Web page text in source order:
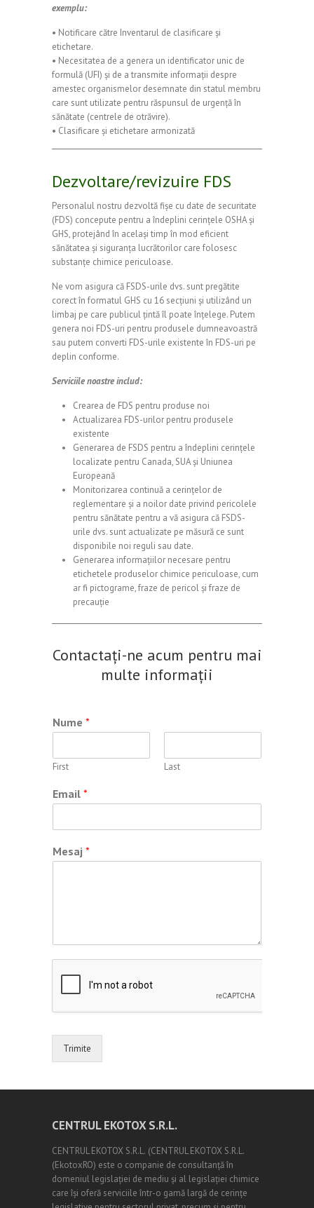
exemplu:
• Notificare către Inventarul de clasificare și
etichetare.
• Necesitatea de a genera un identificator unic de
formulă (UFI) și de a transmite informații despre
amestec organismelor desemnate din statul membru
care sunt utilizate pentru răspunsul de urgență în
sănătate (centrele de otrăvire).
• Clasificare și etichetare armonizată
Dezvoltare/revizuire FDS
Personalul nostru dezvoltă fișe cu date de securitate
(FDS) concepute pentru a îndeplini cerințele OSHA și
GHS, protejând în același timp în mod eficient
sănătatea și siguranța lucrătorilor care folosesc
substanțe chimice periculoase.
Ne vom asigura că FSDS-urile dvs. sunt pregătite
corect în formatul GHS cu 16 secțiuni și utilizând un
limbaj pe care publicul țintă îl poate înțelege. Putem
genera noi FDS-uri pentru produsele dumneavoastră
sau putem converti FDS-urile existente în FDS-uri pe
deplin conforme.
Serviciile noastre includ:
Crearea de FDS pentru produse noi
Actualizarea FDS-urilor pentru produsele
existente
Generarea de FSDS pentru a îndeplini cerințele
localizate pentru Canada, SUA și Uniunea
Europeană
Monitorizarea continuă a cerințelor de
reglementare și a noilor date privind pericolele
pentru sănătate pentru a vă asigura că FSDS-
urile dvs. sunt actualizate pe măsură ce sunt
disponibile noi reguli sau date.
Generarea informațiilor necesare pentru
etichetele produselor chimice periculoase, cum
ar fi pictograme, fraze de pericol și fraze de
precauție
Contactați-ne acum pentru mai
multe informații
Nume *
First Last
Email *
Mesaj *
Trimite
CENTRUL EKOTOX S.R.L.
CENTRUL EKOTOX S.R.L. (CENTRUL EKOTOX S.R.L.
(EkotoxRO) este o companie de consultanță în
domeniul legislației de mediu și al legislației chimice
care își oferă serviciile într-o gamă largă de cerințe